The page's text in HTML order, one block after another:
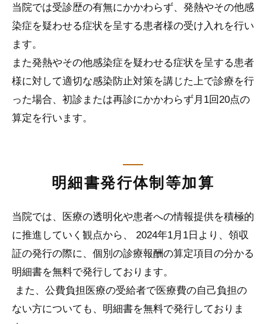
当院では受診歴の有無にかかわらず、発熱やその他感
染症を疑わせる症状を呈する患者様の受け入れを行い
ます。
また発熱やその他感染症を疑わせる症状を呈する患者
様に対して適切な感染防止対策を講じた上で診療を行
った場合、初診または再診にかかわらず月1回20点の
算定を行います。
明細書発行体制等加算
当院では、医療の透明化や患者への情報提供を積極的
に推進していく観点から、 2024年1月1日より、領収
証の発行の際に、個別の診療報酬の算定項目の分かる
明細書を無料で発行しております。
また、公費負担医療の受給者で医療費の自己負担の
ない方についても、明細書を無料で発行しておりま